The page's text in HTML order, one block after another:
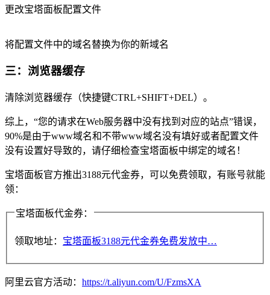
更改宝塔面板配置文件
将配置文件中的域名替换为你的新域名
三：浏览器缓存
清除浏览器缓存（快捷键CTRL+SHIFT+DEL）。
综上，“您的请求在Web服务器中没有找到对应的站点”错误，
90%是由于www域名和不带www域名没有填好或者配置文件
没有设置好导致的，请仔细检查宝塔面板中绑定的域名！
宝塔面板官方推出3188元代金券，可以免费领取，有账号就能
领：
宝塔面板代金券：
领取地址： 宝塔面板3188元代金券免费发放中…
阿里云官方活动： https://t.aliyun.com/U/FzmsXA